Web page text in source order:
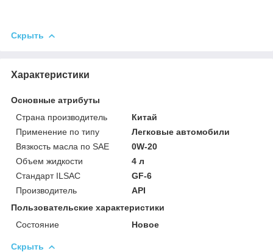
Скрыть
Характеристики
Основные атрибуты
Страна производитель
Китай
Применение по типу
Легковые автомобили
Вязкость масла по SAE
0W-20
Объем жидкости
4 л
Стандарт ILSAC
GF-6
Производитель
API
Пользовательские характеристики
Состояние
Новое
Скрыть